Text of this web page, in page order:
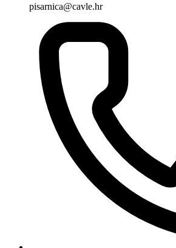
pisarnica@cavle.hr